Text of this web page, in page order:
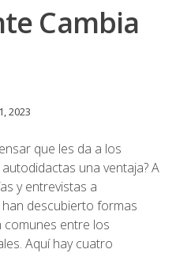
Cambia
2023
que les da a los
una ventaja? A
y entrevistas a
descubierto formas
comunes entre los
Aquí hay cuatro